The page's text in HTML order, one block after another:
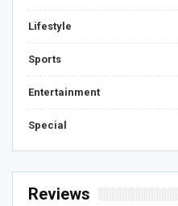
Lifestyle
Sports
Entertainment
Special
Reviews